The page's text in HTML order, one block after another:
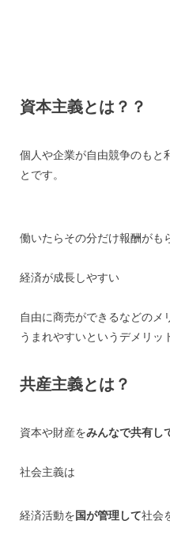
資本主義とは？？
個人や企業が自由競争のもと
とです。
働いたらその分だけ報酬がも
経済が成長しやすい
自由に商売ができるなどの
うまれやすいというデメリッ
共産主義とは？
資本や財産をみんなで共有し
社会主義は
経済活動を国が管理して社会